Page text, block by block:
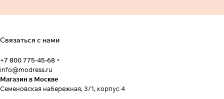
Связаться с нами
+7 800 775-45-68
info@modress.ru
Магазин в Москве
Семеновская набережная, 3/1, корпус 4